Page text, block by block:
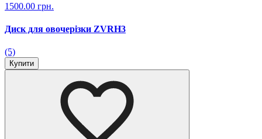
1500.00 грн.
Диск для овочерізки ZVRH3
(5)
Купити